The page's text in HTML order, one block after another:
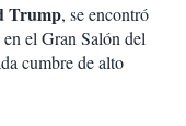
Trump, se encontró
en el Gran Salón del
cumbre de alto